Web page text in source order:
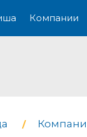
Компании